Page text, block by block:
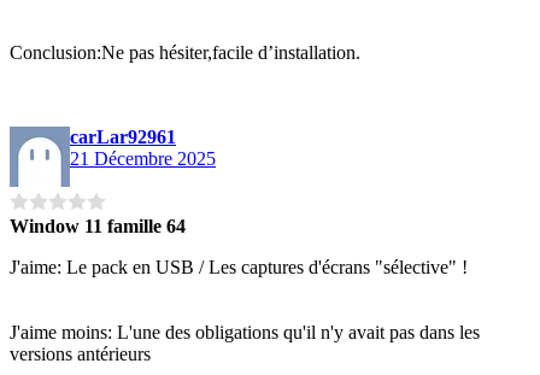
Conclusion:Ne pas hésiter,facile d’installation.
carLar92961
21 Décembre 2025
Window 11 famille 64
J'aime: Le pack en USB / Les captures d'écrans "sélective" !
J'aime moins: L'une des obligations qu'il n'y avait pas dans les
versions antérieurs